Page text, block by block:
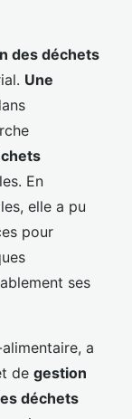
des déchets
Une
En
elle a pu
pour
ses
a
de gestion
déchets